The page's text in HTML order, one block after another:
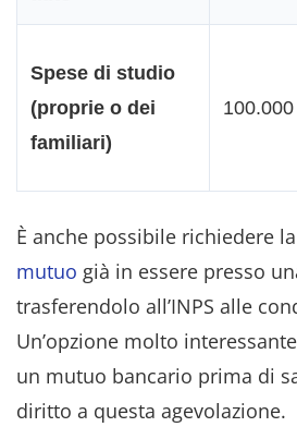
Spese di studio
(proprie o dei
familiari)
È anche possibile richiedere la
mutuo già in essere presso
trasferendolo all’INPS alle
Un’opzione molto
un mutuo bancario prima di
diritto a questa agevolazione.